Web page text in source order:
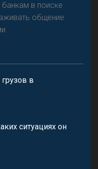
в поиске
общение
в
ситуациях он